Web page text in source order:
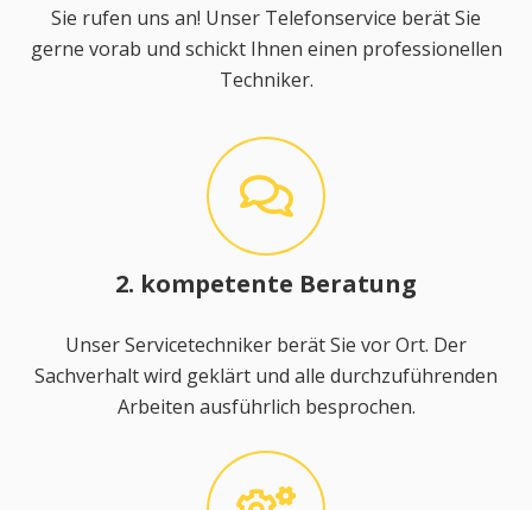
Sie rufen uns an! Unser Telefonservice berät Sie
gerne vorab und schickt Ihnen einen professionellen
Techniker.
2. kompetente Beratung
Unser Servicetechniker berät Sie vor Ort. Der
Sachverhalt wird geklärt und alle durchzuführenden
Arbeiten ausführlich besprochen.